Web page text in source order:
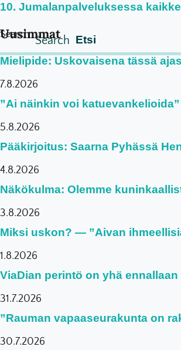
Search Search
Jumalanpalveluksessa
Uusimmat
Mielipide: Uskovaisena tässä
7.8.2026
”Ai näinkin voi katuevankelioida”
5.8.2026
Pääkirjoitus: Saarna Pyhässä
4.8.2026
Näkökulma: Olemme
3.8.2026
Miksi uskon? — ”Aivan
1.8.2026
ViaDian perintö on yhä ennallaan
31.7.2026
”Rauman vapaaseurakunta on
30.7.2026